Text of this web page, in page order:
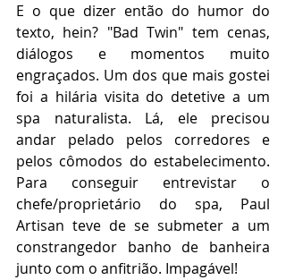
E o que dizer então do humor do
texto, hein? "Bad Twin" tem cenas,
diálogos e momentos muito
engraçados. Um dos que mais gostei
foi a hilária visita do detetive a um
spa naturalista. Lá, ele precisou
andar pelado pelos corredores e
pelos cômodos do estabelecimento.
Para conseguir entrevistar o
chefe/proprietário do spa, Paul
Artisan teve de se submeter a um
constrangedor banho de banheira
junto com o anfitrião. Impagável!